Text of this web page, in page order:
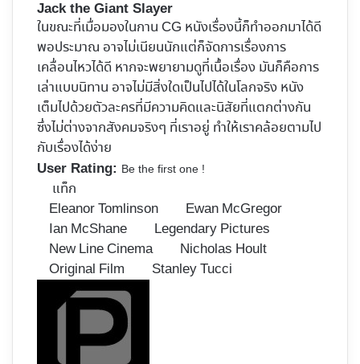
Jack the Giant Slayer
ในขณะที่เมื่อมองในกาน CG หนังเรื่องนี้ก็ทำออกมาได้ดี
พอประมาณ อาจไม่เนียนนักแต่ก็จัดการเรื่องการ
เคลื่อนไหวได้ดี หากจะพยายามดูที่เนื้อเรื่อง มันก็คือการ
เล่าแบบนิทาน อาจไม่มีสิ่งใดเป็นไปได้ในโลกจริง หนัง
เต็มไปด้วยตัวละครที่มีความคิดและนิสัยที่แตกต่างกัน
ซึ่งไม่ต่างจากสังคมจริงๆ ที่เราอยู่ ทำให้เราคล้อยตามไป
กับเรื่องได้ง่าย
User Rating: Be the first one !
แท็ก
Eleanor Tomlinson
Ewan McGregor
Ian McShane
Legendary Pictures
New Line Cinema
Nicholas Hoult
Original Film
Stanley Tucci